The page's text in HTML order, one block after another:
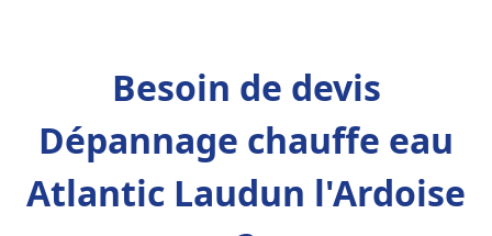
Besoin de devis
Dépannage chauffe eau
Atlantic Laudun l'Ardoise